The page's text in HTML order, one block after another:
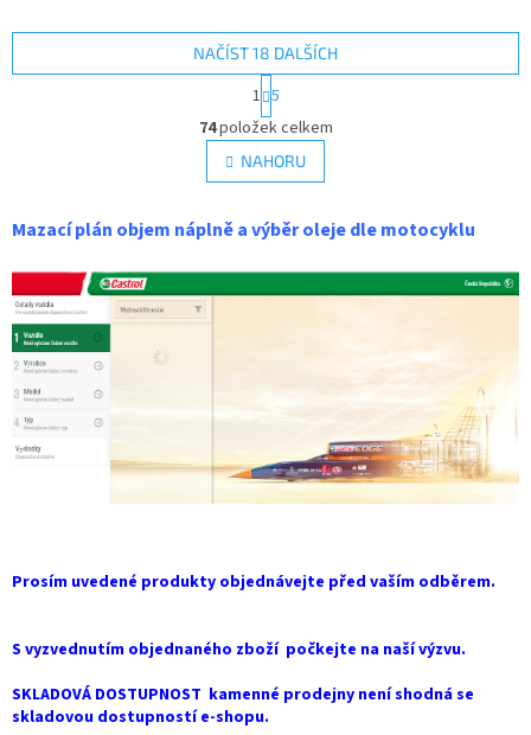
O
v
l
á
a
í
p
y
v
p
i
s
NAČÍST 18 DALŠÍCH
S
t
r
á
n
k
v
á
1 5
74položek celkem
NAHORU
Mazací plán objem náplně a výběr oleje dle motocyklu
Prosím uvedené produkty objednávejte před vaším odběrem.
S vyzvednutím objednaného zboží počkejte na naší výzvu.
SKLADOVÁ DOSTUPNOST kamenné prodejny není shodná se
skladovou dostupností e-shopu.